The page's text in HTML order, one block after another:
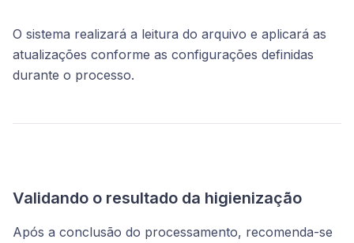
O sistema realizará a leitura do arquivo e aplicará as
atualizações conforme as configurações definidas
durante o processo.
Validando o resultado da higienização
Após a conclusão do processamento, recomenda-se